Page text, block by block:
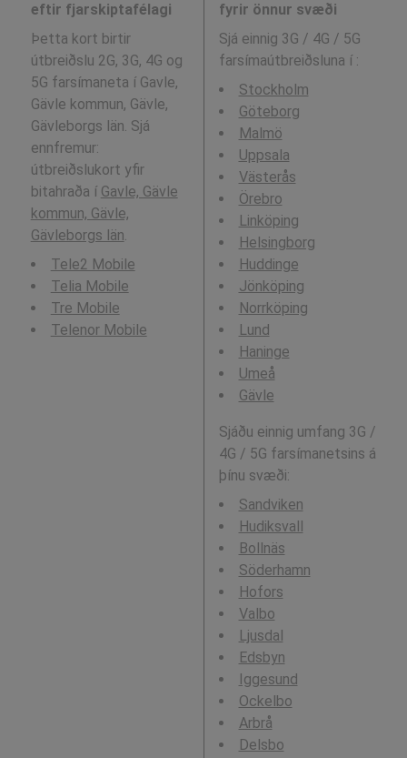
eftir fjarskiptafélagi
Þetta kort birtir
útbreiðslu 2G, 3G, 4G og
5G farsímaneta í Gavle,
Gävle kommun, Gävle,
Gävleborgs län. Sjá
ennfremur:
útbreiðslukort yfir
bitahraða í Gavle, Gävle
kommun, Gävle,
Gävleborgs län.
Tele2 Mobile
Telia Mobile
Tre Mobile
Telenor Mobile
fyrir önnur svæði
Sjá einnig 3G / 4G / 5G
farsímaútbreiðsluna í :
Stockholm
Göteborg
Malmö
Uppsala
Västerås
Örebro
Linköping
Helsingborg
Huddinge
Jönköping
Norrköping
Lund
Haninge
Umeå
Gävle
Sjáðu einnig umfang 3G /
4G / 5G farsímanetsins á
þínu svæði:
Sandviken
Hudiksvall
Bollnäs
Söderhamn
Hofors
Valbo
Ljusdal
Edsbyn
Iggesund
Ockelbo
Arbrå
Delsbo